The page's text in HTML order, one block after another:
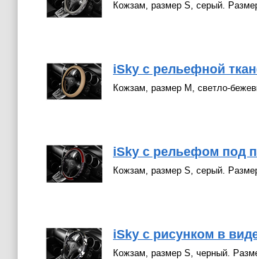
Кожзам, размер S, серый.
iSky с рельефной
Кожзам, размер М, светло-
iSky с рельефом под
Кожзам, размер S, серый.
iSky с рисунком в
Кожзам, размер S, черный.